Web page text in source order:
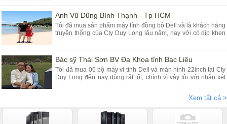
chất lượng tốt giá hợp lý, Tôi đánh giá cao máy tính của các
Bạn cung cấp
Anh Vũ Dũng Bình Thạnh - Tp HCM
Tôi đã mua sản phẩm máy tính đồng bộ Dell và là khách hàng
truyền thống của Cty Duy Long lâu năm, nay với có dịp khen
dùng rất là tốt đảm bảo chất lượng, Cty tôi rất tin dùng máy
tính để bàn và nay lại mua dùng máy tính Dell all in one
Bác sỹ Thái Sơn BV Đa Khoa tỉnh Bạc Liêu
Tôi đã mua 06 bộ máy vi tính Dell và màn hình 22inch tại Cty
Duy Long đến nay dùng rất tốt, chính vì vậy tôi với nhận xét
Xem tất cả >